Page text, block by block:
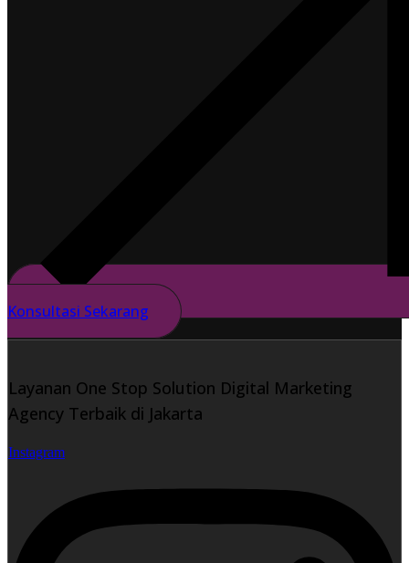
Konsultasi Sekarang
Layanan One Stop Solution Digital Marketing
Agency Terbaik di Jakarta
Instagram